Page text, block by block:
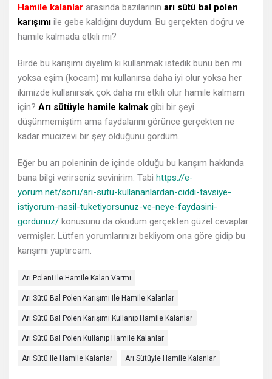
sonuncu
Sorular
Hamile kalanlar arasında bazılarının arı sütü bal polen
karışımı ile gebe kaldığını duydum. Bu gerçekten doğru ve
hamile kalmada etkili mi?
Birde bu karışımı diyelim ki kullanmak istedik bunu ben mi
yoksa eşim (kocam) mı kullanırsa daha iyi olur yoksa her
ikimizde kullanırsak çok daha mı etkili olur hamile kalmam
için? Arı sütüyle hamile kalmak gibi bir şeyi
düşünmemiştim ama faydalarını görünce gerçekten ne
kadar mucizevi bir şey olduğunu gördüm.
Eğer bu arı poleninin de içinde olduğu bu karışım hakkında
bana bilgi verirseniz sevinirim. Tabi https://e-
yorum.net/soru/ari-sutu-kullananlardan-ciddi-tavsiye-
istiyorum-nasil-tuketiyorsunuz-ve-neye-faydasini-
gordunuz/ konusunu da okudum gerçekten güzel cevaplar
vermişler. Lütfen yorumlarınızı bekliyom ona göre gidip bu
karışımı yaptırcam.
Arı Poleni Ile Hamile Kalan Varmı
Arı Sütü Bal Polen Karışımı Ile Hamile Kalanlar
Arı Sütü Bal Polen Karışımı Kullanıp Hamile Kalanlar
Arı Sütü Bal Polen Kullanıp Hamile Kalanlar
Arı Sütü Ile Hamile Kalanlar Arı Sütüyle Hamile Kalanlar